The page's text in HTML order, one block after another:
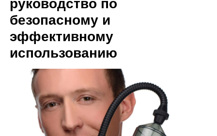
руководство по
безопасному и
эффективному
использованию